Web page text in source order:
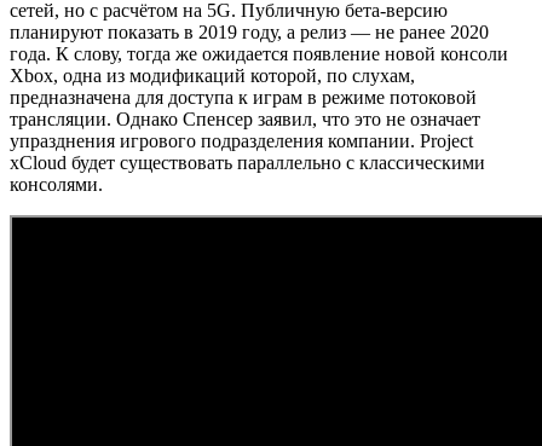
сетей, но с расчётом на 5G. Публичную бета-версию
планируют показать в 2019 году, а релиз — не ранее 2020
года. К слову, тогда же ожидается появление новой консоли
Xbox, одна из модификаций которой, по слухам,
предназначена для доступа к играм в режиме потоковой
трансляции. Однако Спенсер заявил, что это не означает
упразднения игрового подразделения компании. Project
xCloud будет существовать параллельно с классическими
консолями.